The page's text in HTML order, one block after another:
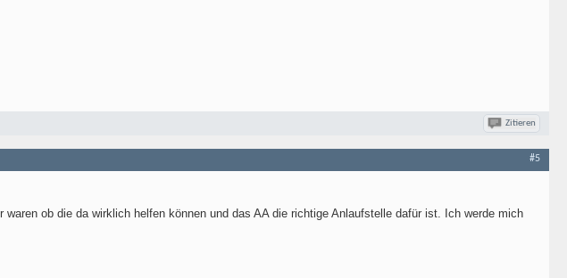
Zitieren
#5
ob die da wirklich helfen können und das AA die richtige Anlaufstelle dafür ist. Ich werde mich